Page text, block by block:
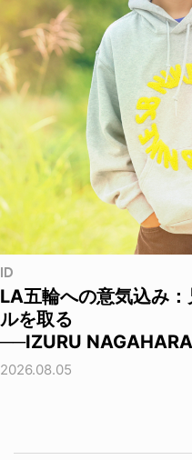
ID
LA五輪への意気込み
ルを取る
──IZURU
2026.08.05